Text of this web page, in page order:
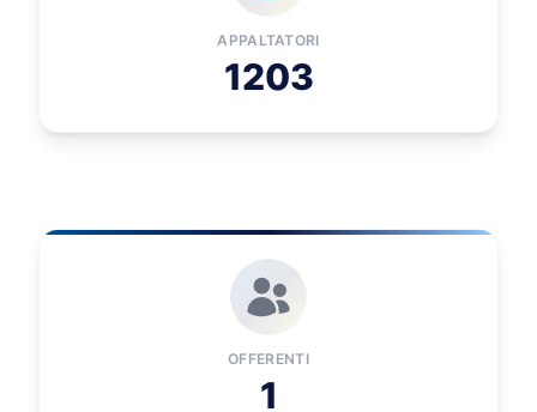
APPALTATORI
1203
OFFERENTI
1